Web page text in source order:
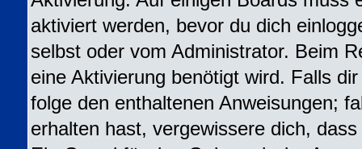
aktiviert werden, bevor du dich
selbst oder vom Administrator. Beim
eine Aktivierung benötigt wird. Falls
folge den enthaltenen Anweisungen;
erhalten hast, vergewissere dich,